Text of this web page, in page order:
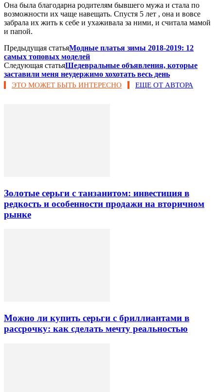
Она была благодарна родителям бывшего мужа и стала по
возможности их чаще навещать. Спустя 5 лет , она и вовсе
забрала их жить к себе и ухаживала за ними, и считала мамой
и папой.
Предыдущая статьяМодные платья зимы 2018-2019: 12
самых топовых моделей
Следующая статьяШедевральные объявления, которые
заставили меня неудержимо хохотать весь день
ЭТО МОЖЕТ БЫТЬ ИНТЕРЕСНО ЕЩЕ ОТ АВТОРА
Золотые серьги с танзанитом: инвестиция в
редкость и особенности продажи на вторичном
рынке
Можно ли купить серьги с бриллиантами в
рассрочку: как сделать мечту реальностью